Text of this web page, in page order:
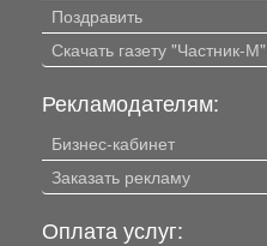
Поздравить
Скачать газету "Частник-М"
Рекламодателям:
Бизнес-кабинет
Заказать рекламу
Оплата услуг: